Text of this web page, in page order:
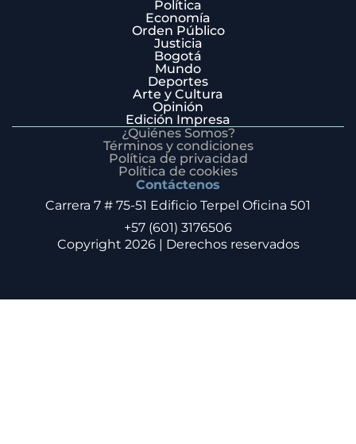
Política
Economía
Orden Público
Justicia
Bogotá
Mundo
Deportes
Arte y Cultura
Opinión
Edición Impresa
¿Quiénes Somos?
Términos y condiciones
Política de privacidad
Política de cookies
Contáctenos
Carrera 7 # 75-51 Edificio Terpel Oficina 501
+57 (601) 3176506
Copyright 2026 | Derechos reservados